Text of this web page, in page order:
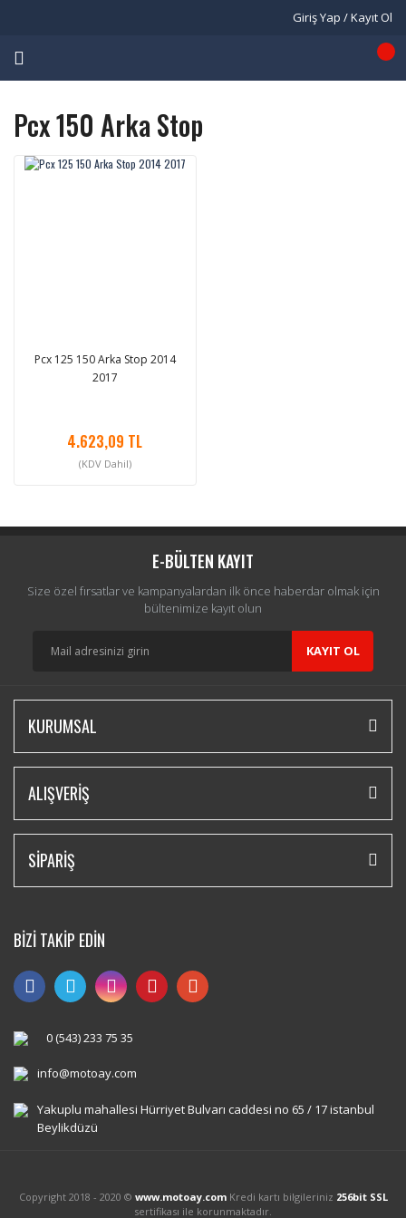
Giriş Yap / Kayıt Ol
Pcx 150 Arka Stop
Pcx 125 150 Arka Stop 2014
2017
4.623,09 TL
(KDV Dahil)
E-BÜLTEN KAYIT
Size özel fırsatlar ve kampanyalardan ilk önce haberdar olmak için
bültenimize kayıt olun
KAYIT OL
KURUMSAL
ALIŞVERİŞ
SİPARİŞ
BİZİ TAKİP EDİN
0 (543) 233 75 35
info@motoay.com
Yakuplu mahallesi Hürriyet Bulvarı caddesi no 65 / 17 istanbul
Beylikdüzü
Copyright 2018 - 2020 © www.motoay.comKredi kartı bilgileriniz 256bit SSL
sertifikası ile korunmaktadır.